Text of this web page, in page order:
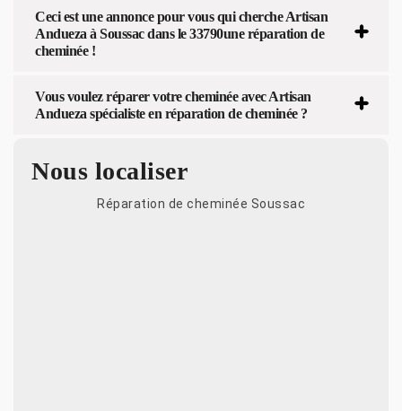
Ceci est une annonce pour vous qui cherche Artisan
Andueza à Soussac dans le 33790une réparation de
cheminée !
Vous voulez réparer votre cheminée avec Artisan
Andueza spécialiste en réparation de cheminée ?
Nous localiser
Réparation de cheminée Soussac